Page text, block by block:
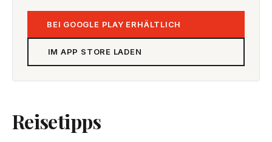
BEI GOOGLE PLAY ERHÄLTLICH
IM APP STORE LADEN
Reisetipps